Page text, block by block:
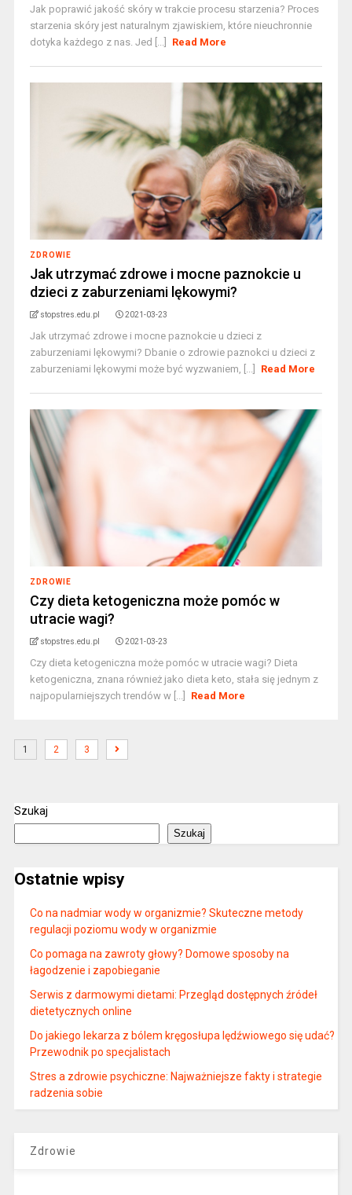
Jak poprawić jakość skóry w trakcie procesu starzenia? Proces
starzenia skóry jest naturalnym zjawiskiem, które nieuchronnie
dotyka każdego z nas. Jed [...]
Read More
ZDROWIE
Jak utrzymać zdrowe i mocne paznokcie u
dzieci z zaburzeniami lękowymi?
stopstres.edu.pl 2021-03-23
Jak utrzymać zdrowe i mocne paznokcie u dzieci z
zaburzeniami lękowymi? Dbanie o zdrowie paznokci u dzieci z
zaburzeniami lękowymi może być wyzwaniem, [...]
Read More
ZDROWIE
Czy dieta ketogeniczna może pomóc w
utracie wagi?
stopstres.edu.pl 2021-03-23
Czy dieta ketogeniczna może pomóc w utracie wagi? Dieta
ketogeniczna, znana również jako dieta keto, stała się jednym z
najpopularniejszych trendów w [...]
Read More
1 2 3
Szukaj
Szukaj
Ostatnie wpisy
Co na nadmiar wody w organizmie? Skuteczne metody
regulacji poziomu wody w organizmie
Co pomaga na zawroty głowy? Domowe sposoby na
łagodzenie i zapobieganie
Serwis z darmowymi dietami: Przegląd dostępnych źródeł
dietetycznych online
Do jakiego lekarza z bólem kręgosłupa lędźwiowego się udać?
Przewodnik po specjalistach
Stres a zdrowie psychiczne: Najważniejsze fakty i strategie
radzenia sobie
Zdrowie